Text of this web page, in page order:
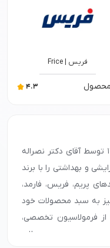
محصول 4.3
فریس |
Frice
شرکت لابراتوار دکتر اخوی در سال ۱۳۶۹ توسط آقای دکتر نصراله
و بهداشتی را با برند
پریم، فریس، فارمد،
به سبد محصولات خود
از فرمولاسیون تخصصی،
و مو محصولات